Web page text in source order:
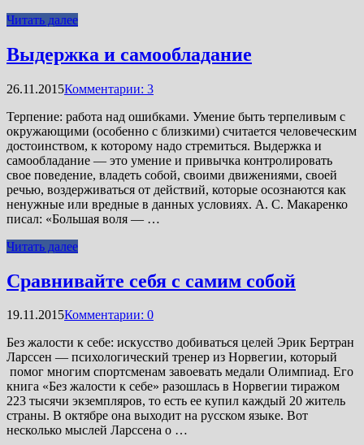
Читать далее
Выдержка и самообладание
26.11.2015Комментарии: 3
Терпение: работа над ошибками. Умение быть терпеливым с
окружающими (особенно с близкими) считается человеческим
достоинством, к которому надо стремиться. Выдержка и
самообладание — это умение и привычка контролировать
свое поведение, владеть собой, своими движениями, своей
речью, воздерживаться от действий, которые осознаются как
ненужные или вредные в данных условиях. А. С. Макаренко
писал: «Большая воля — …
Читать далее
Сравнивайте себя с самим собой
19.11.2015Комментарии: 0
Без жалости к себе: искусство добиваться целей Эрик Бертран
Ларссен — психологический тренер из Норвегии, который
помог многим спортсменам завоевать медали Олимпиад. Его
книга «Без жалости к себе» разошлась в Норвегии тиражом
223 тысячи экземпляров, то есть ее купил каждый 20 житель
страны. В октябре она выходит на русском языке. Вот
несколько мыслей Ларссена о …